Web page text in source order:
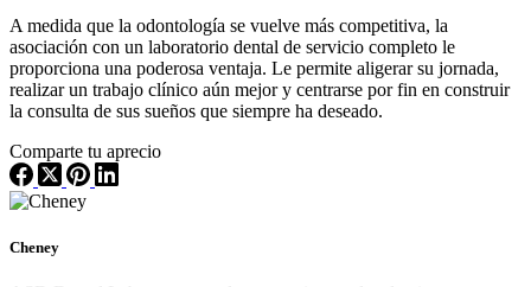
A medida que la odontología se vuelve más competitiva, la
asociación con un laboratorio dental de servicio completo le
proporciona una poderosa ventaja. Le permite aligerar su jornada,
realizar un trabajo clínico aún mejor y centrarse por fin en construir
la consulta de sus sueños que siempre ha deseado.
Comparte tu aprecio
Cheney